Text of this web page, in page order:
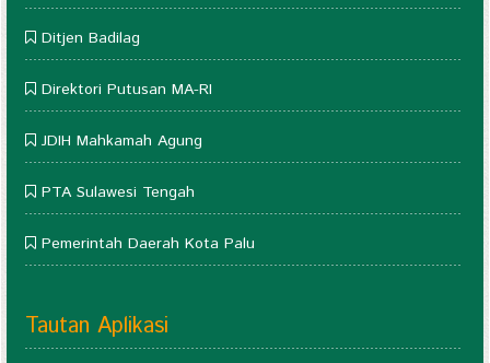
Ditjen Badilag
Direktori Putusan MA-RI
JDIH Mahkamah Agung
PTA Sulawesi Tengah
Pemerintah Daerah Kota Palu
Tautan Aplikasi